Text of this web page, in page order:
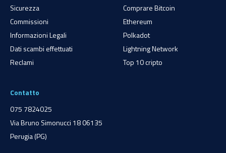
Sicurezza
Commissioni
Informazioni Legali
Dati scambi effettuati
Reclami
Comprare Bitcoin
Ethereum
Polkadot
Lightning Network
Top 10 cripto
Contatto
075 7824025
Via Bruno Simonucci 18 06135
Perugia (PG)